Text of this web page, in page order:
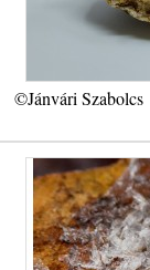
©Jánvári Szabolcs